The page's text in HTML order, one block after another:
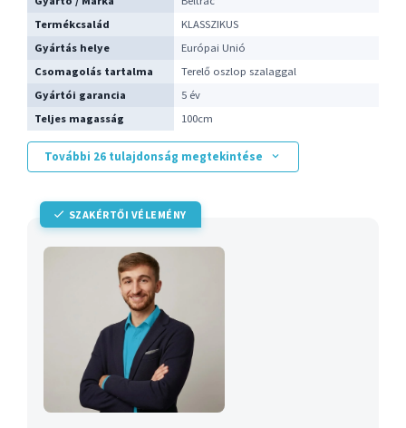
Termékcsalád
KLASSZIKUS
Gyártás helye
Európai Unió
Csomagolás tartalma
Terelő oszlop szalaggal
Gyártói garancia
5 év
Teljes magasság
100cm
További 26 tulajdonság megtekintése
SZAKÉRTŐI VÉLEMÉNY